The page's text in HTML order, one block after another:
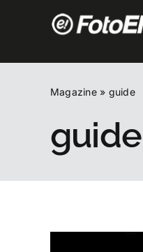
Magazine» guide
guide